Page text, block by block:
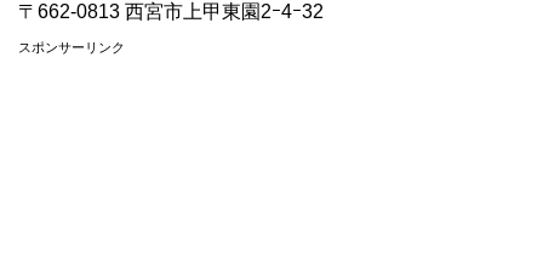
〒662-0813 西宮市上甲東園2ｰ4ｰ32
スポンサーリンク